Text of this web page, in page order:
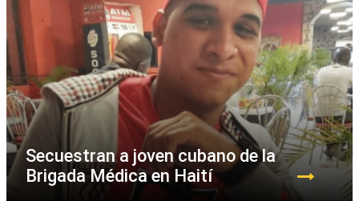
Secuestran a joven cubano de la
Brigada Médica en Haití